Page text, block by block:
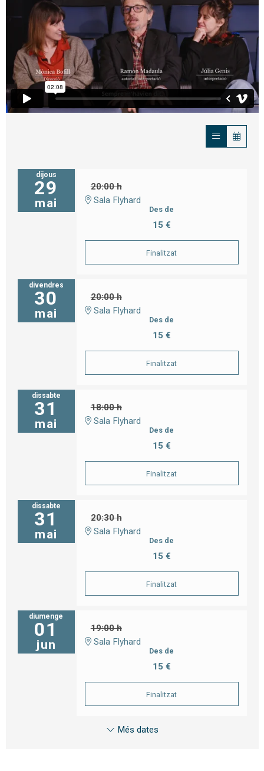
dijous
29
mai
20:00 h
Sala Flyhard
Des de
15 €
Finalitzat
divendres
30
mai
20:00 h
Sala Flyhard
Des de
15 €
Finalitzat
dissabte
31
mai
18:00 h
Sala Flyhard
Des de
15 €
Finalitzat
dissabte
31
mai
20:30 h
Sala Flyhard
Des de
15 €
Finalitzat
diumenge
01
jun
19:00 h
Sala Flyhard
Des de
15 €
Finalitzat
Més dates